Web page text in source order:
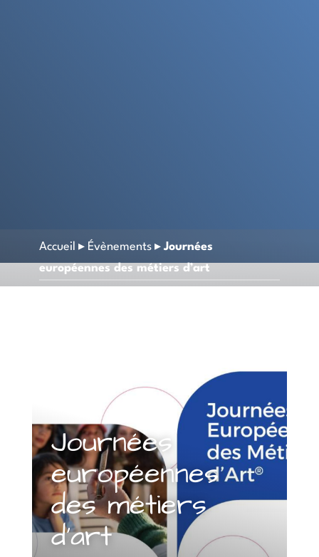
Accueil ▸ Évènements▸ Journées
européennes des métiers d’art
Journées
européennes
des métiers
d’art